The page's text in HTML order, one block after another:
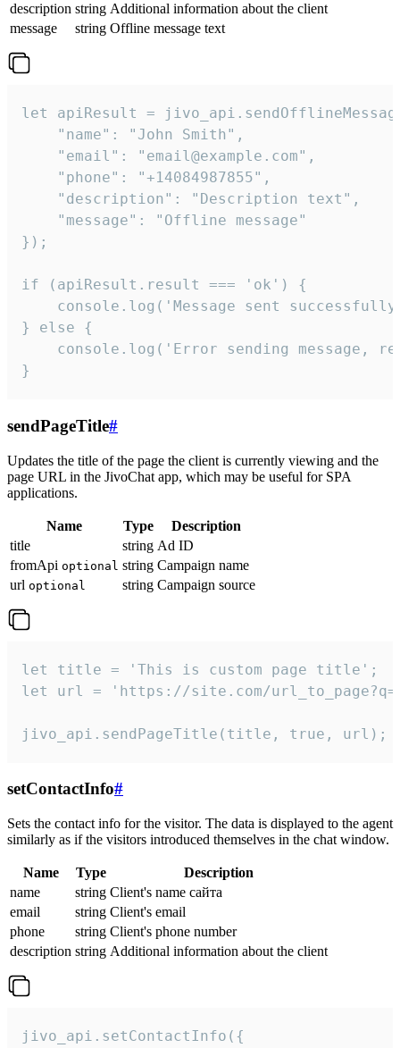
description string Additional information about the client
message
string Offline message text
let apiResult =
    "name": "John Smith",
    "email": "email@example.com",
    "phone": "+14084987855",
    "description": "Description text",
    "message": "Offline message"
});
if (apiResult.result === 'ok') {
console.log('Message sent
} else {
console.log('Error sending message,
}
sendPageTitle#
Updates the title of the page the client is currently viewing and the
page URL in the JivoChat app, which may be useful for SPA
applications.
Name Type
Description
title
string Ad ID
fromApi optional string Campaign name
url optional string Campaign source
let title = 'This is custom page title';
let url = 'https://site.com/
jivo_api.sendPageTitle(title, true, url);
setContactInfo#
Sets the contact info for the visitor. The data is displayed to the agent
similarly as if the visitors introduced themselves in the chat window.
Name Type
Description
name
string Client's name сайта
email
string Client's email
phone
string Client's phone number
description string Additional information about the client
jivo_api.setContactInfo({